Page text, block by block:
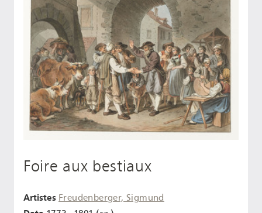
Foire aux bestiaux
Artistes Freudenberger, Sigmund